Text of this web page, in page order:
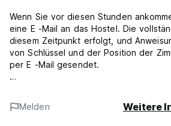
Wenn Sie vor diesen Stunden
eine E -Mail an das Hostel. Die
diesem Zeitpunkt erfolgt, und
von Schlüssel und der Position der
per E -Mail gesendet.
Wir haben eine 48 -stündige
stornieren möchten.
Melden Weitere